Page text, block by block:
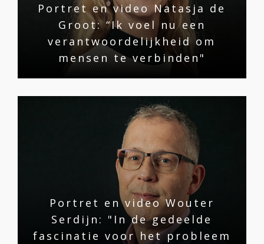
Portret en video Natasja de
Groot: “Ik voel nu een
verantwoordelijkheid om
mensen te verbinden"
Portret en video Wouter
Serdijn: "In de gedeelde
fascinatie voor het probleem